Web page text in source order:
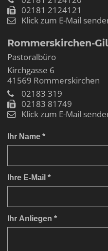
02181 2124121
Klick zum E-Mail
Rommerskirchen-
Pastoralbüro
Kirchgasse 6
41569 Rommerskirchen
02183 319
02183 81749
Klick zum E-Mail
Ihr Name *
Ihre E-Mail *
Ihr Anliegen *